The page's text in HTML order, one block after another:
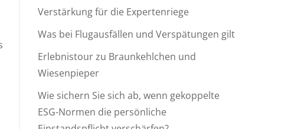
Verstärkung für die Expertenriege
Was bei Flugausfällen und Verspätungen gilt
Erlebnistour zu Braunkehlchen und
Wiesenpieper
Wie sichern Sie sich ab, wenn gekoppelte
ESG-Normen die persönliche